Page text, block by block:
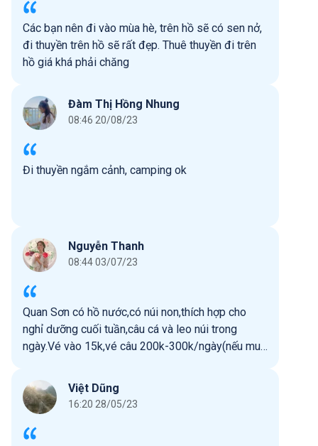
Các bạn nên đi vào mùa hè, trên hồ sẽ có sen nở,
đi thuyền trên hồ sẽ rất đẹp. Thuê thuyền đi trên
hồ giá khá phải chăng
Đàm Thị Hồng Nhung
08:46 20/08/23
Đi thuyền ngắm cảnh, camping ok
Nguyễn Thanh
08:44 03/07/23
Quan Sơn có hồ nước,có núi non,thích hợp cho
nghỉ dưỡng cuối tuần,câu cá và leo núi trong
ngày.Vé vào 15k,vé câu 200k-300k/ngày(nếu mua
thêm nhà hàng ăn uống, khi về có thể mua nhiều
đồ ăn tươi từ các khu chợ dân sinh họp dọc
đường.
Việt Dũng
16:20 28/05/23